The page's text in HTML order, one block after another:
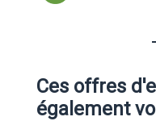
Ces offres
également